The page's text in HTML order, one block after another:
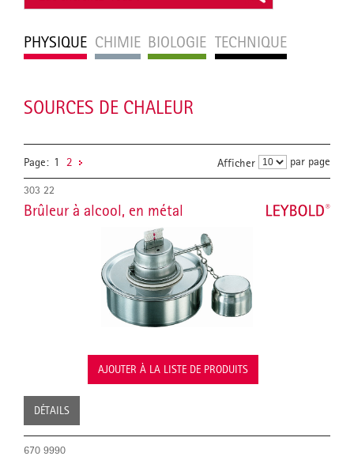
PHYSIQUE CHIMIE BIOLOGIE TECHNIQUE
SOURCES DE CHALEUR
Page: 1 2 Afficher par page
303 22
Brûleur à alcool, en métal
AJOUTER À LA LISTE DE PRODUITS
DÉTAILS
670 9990